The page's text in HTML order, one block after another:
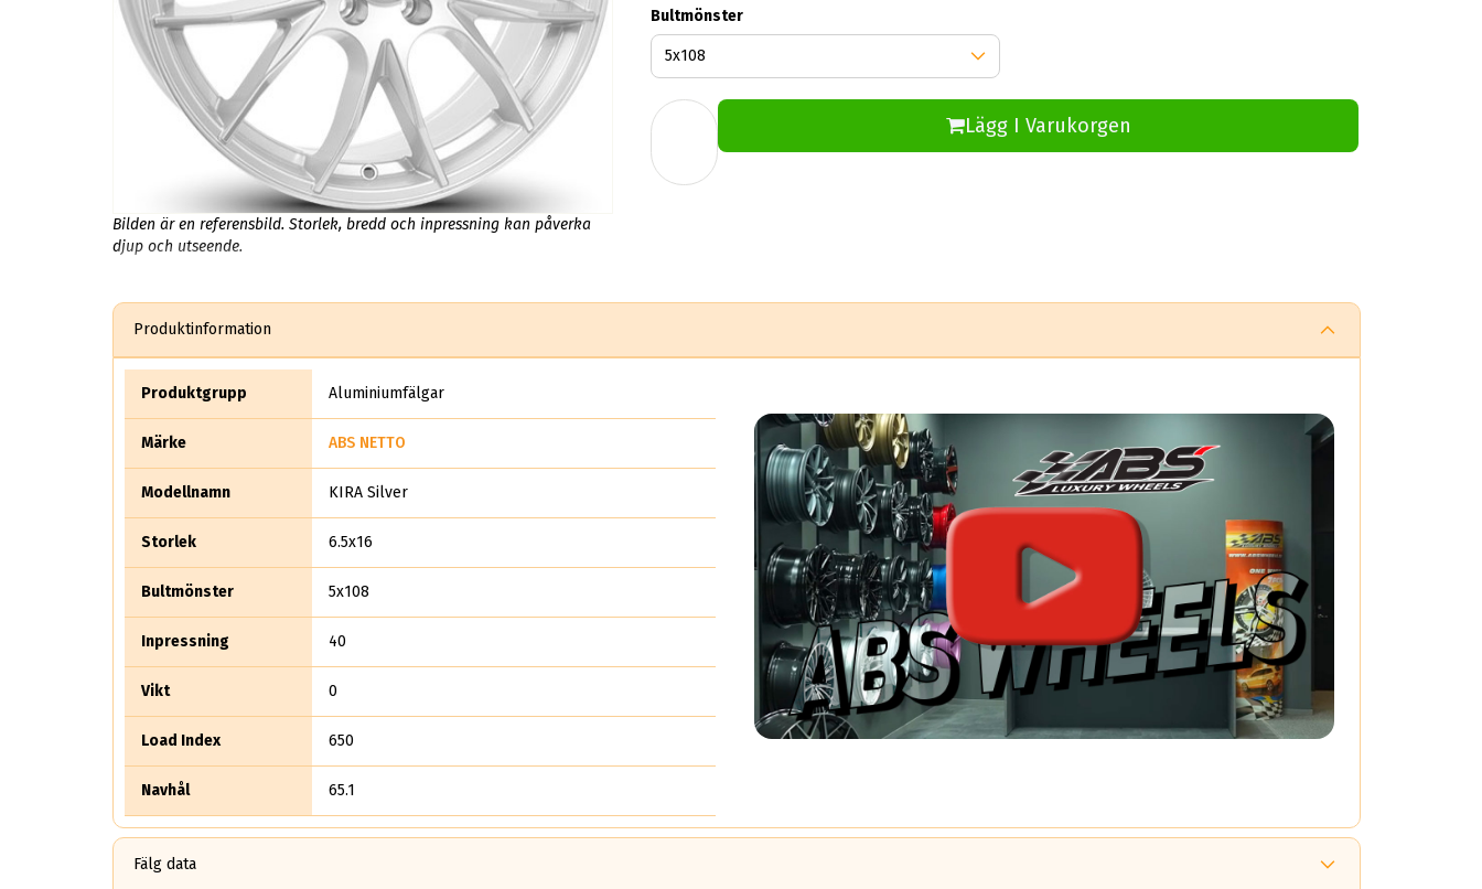
Bilden är en referensbild. Storlek, bredd och inpressning kan påverka
djup och utseende.
Bultmönster
Lägg I Varukorgen
Produktinformation
Produktgrupp Aluminiumfälgar
Märke ABS NETTO
Modellnamn KIRA Silver
Storlek 6.5x16
Bultmönster 5x108
Inpressning 40
Vikt 0
Load Index 650
Navhål 65.1
Fälg data